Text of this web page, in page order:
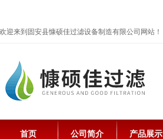
欢迎来到固安县慷硕佳过滤设备制造有限公司网站！
首页 公司简介 产品展示